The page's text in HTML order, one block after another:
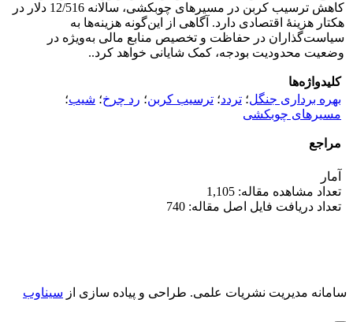
کاهش ترسیب کربن در مسیرهای چوبکشی، سالانه 12/516 دلار در
هکتار هزینۀ اقتصادی دارد. آگاهی از این‌گونه هزینه‌ها به
سیاست‌گذاران در حفاظت و تخصیص منابع مالی به‌ویژه در
وضعیت محدودیت بودجه، کمک شایانی خواهد کرد..
کلیدواژه‌ها
بهره برداری جنگل؛ تردد؛ ترسیب کربن؛ رد چرخ؛ شیب؛
مسیرهای چوبکشی
مراجع
آمار
تعداد مشاهده مقاله: 1,105
تعداد دریافت فایل اصل مقاله: 740
سامانه مدیریت نشریات علمی. طراحی و پیاده سازی از سیناوب